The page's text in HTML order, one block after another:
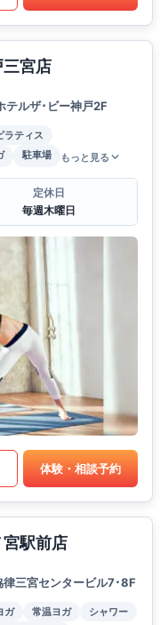
宮店
テルザ･ビー神戸2F
ラティス
駐車場 もっと見る
定休日
毎週木曜日
体験・相談予約
駅前店
三宮センタービル7･8F
ガ 常温ヨガ
シャワー